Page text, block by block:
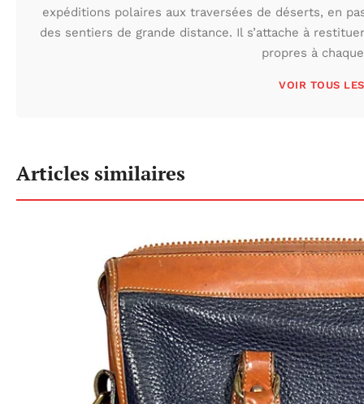
expéditions polaires aux traversées de déserts, en
des sentiers de grande distance. Il s’attache à
propres à
VOIR TOUS
Articles similaires